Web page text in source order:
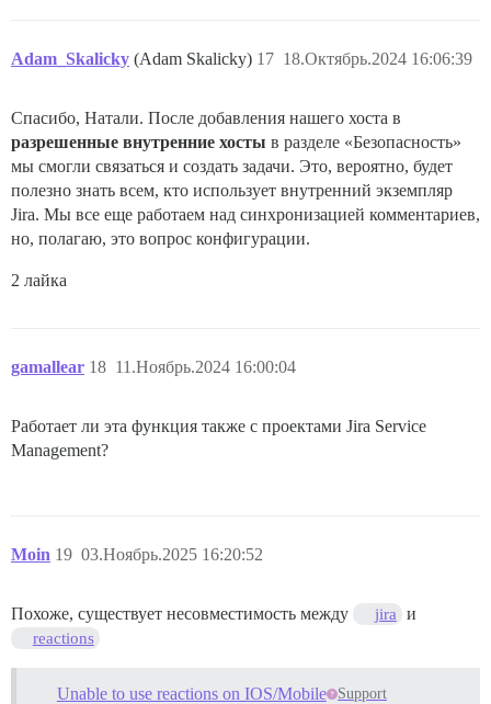
Adam_Skalicky (Adam Skalicky) 18.Октябрь.2024 16:06:39
17
Спасибо, Натали. После добавления нашего хоста в
разрешенные внутренние хосты в разделе «Безопасность»
мы смогли связаться и создать задачи. Это, вероятно, будет
полезно знать всем, кто использует внутренний экземпляр
Jira. Мы все еще работаем над синхронизацией комментариев,
но, полагаю, это вопрос конфигурации.
2 лайка
gamallear 11.Ноябрь.2024 16:00:04
18
Работает ли эта функция также с проектами Jira Service
Management?
Moin 03.Ноябрь.2025 16:20:52
19
Похоже, существует несовместимость между jira и
reactions
Unable to use reactions on IOS/Mobile Support